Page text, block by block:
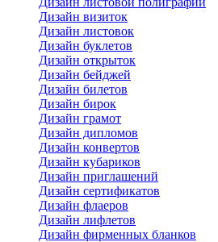
Дизайн визиток
Дизайн листовок
Дизайн буклетов
Дизайн открыток
Дизайн бейджей
Дизайн билетов
Дизайн бирок
Дизайн грамот
Дизайн дипломов
Дизайн конвертов
Дизайн кубариков
Дизайн приглашений
Дизайн сертификатов
Дизайн флаеров
Дизайн лифлетов
Дизайн фирменных бланков